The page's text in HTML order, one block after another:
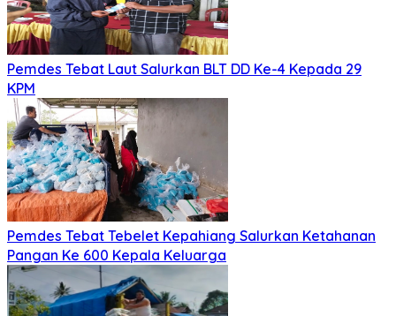
Pemdes Tebat Laut Salurkan BLT DD Ke-4 Kepada 29
KPM
Pemdes Tebat Tebelet Kepahiang Salurkan Ketahanan
Pangan Ke 600 Kepala Keluarga